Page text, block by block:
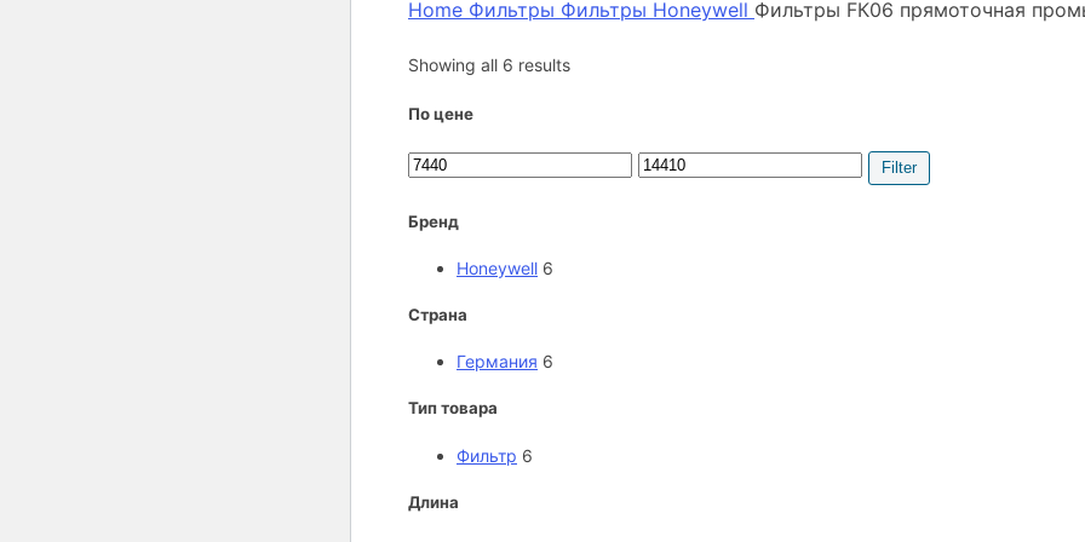
Home Фильтры Фильтры Honeywell Фильтры FК06 прямоточная
Showing all 6 results
По цене
Min
price
Max
price
Filter
Бренд
Honeywell 6
Страна
Германия 6
Тип товара
Фильтр 6
Длина